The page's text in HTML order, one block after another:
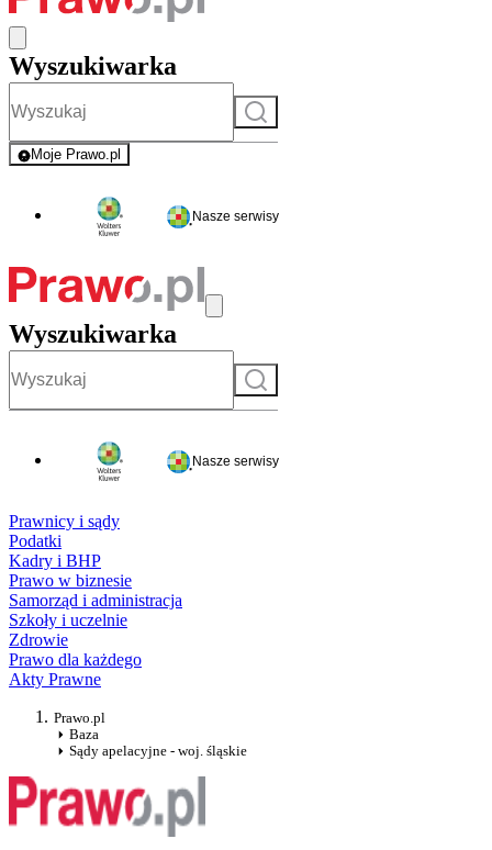
Wyszukiwarka
Szukaj
Moje Prawo.pl
- rejestracja i logowanie do serwisu
Nasze serwisy
Wyszukiwarka
Szukaj
Nasze serwisy
Prawnicy i sądy
Podatki
Kadry i BHP
Prawo w biznesie
Samorząd i administracja
Szkoły i uczelnie
Zdrowie
Prawo dla każdego
Akty Prawne
Prawo.pl
Baza
Sądy apelacyjne - woj. śląskie